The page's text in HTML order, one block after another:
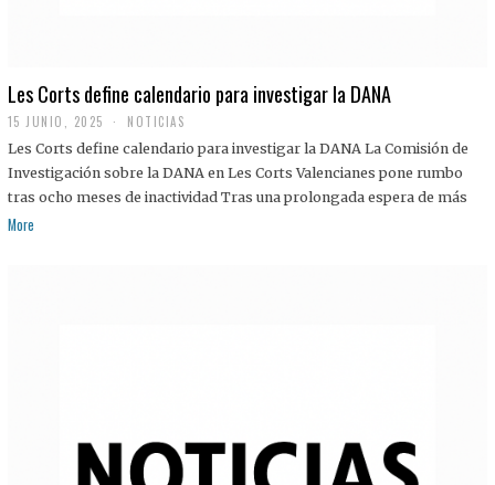
Les Corts define calendario para investigar la DANA
15 JUNIO, 2025 NOTICIAS
Les Corts define calendario para investigar la DANA La Comisión de
Investigación sobre la DANA en Les Corts Valencianes pone rumbo
tras ocho meses de inactividad Tras una prolongada espera de más
More